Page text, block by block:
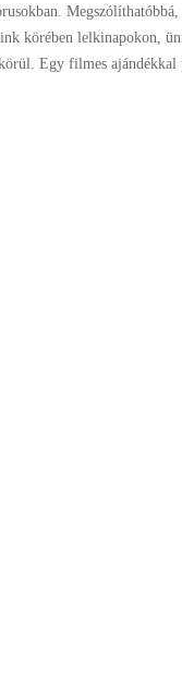
körében lelkinapokon,
Egy filmes